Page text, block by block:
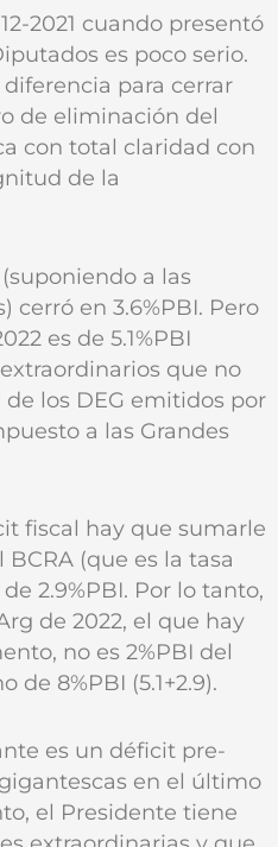
2021 cuando presentó
es poco serio.
para cerrar
de eliminación del
con total claridad con
de la
a las
cerró en 3.6%PBI. Pero
es de 5.1%PBI
que no
de los DEG emitidos por
a las Grandes
fiscal hay que sumarle
(que es la tasa
2.9%PBI. Por lo tanto,
de 2022, el que hay
no es 2%PBI del
de 8%PBI (5.1+2.9).
es un déficit pre-
en el último
el Presidente tiene